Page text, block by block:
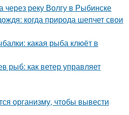
через реку Волгу в Рыбинске
когда природа шепчет свои
какая рыба клюёт в
рыб: как ветер управляет
организму, чтобы вывести